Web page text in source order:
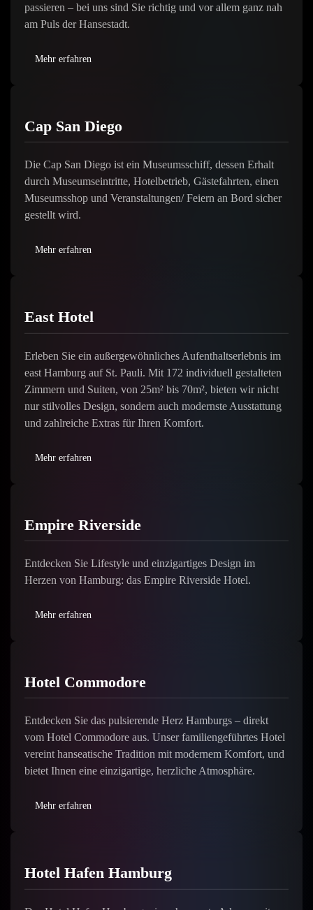
passieren – bei uns sind Sie richtig und vor allem ganz nah
am Puls der Hansestadt.
Mehr erfahren
Cap San Diego
Die Cap San Diego ist ein Museumsschiff, dessen Erhalt
durch Museumseintritte, Hotelbetrieb, Gästefahrten, einen
Museumsshop und Veranstaltungen/ Feiern an Bord sicher
gestellt wird.
Mehr erfahren
East Hotel
Erleben Sie ein außergewöhnliches Aufenthaltserlebnis im
east Hamburg auf St. Pauli. Mit 172 individuell gestalteten
Zimmern und Suiten, von 25m² bis 70m², bieten wir nicht
nur stilvolles Design, sondern auch modernste Ausstattung
und zahlreiche Extras für Ihren Komfort.
Mehr erfahren
Empire Riverside
Entdecken Sie Lifestyle und einzigartiges Design im
Herzen von Hamburg: das Empire Riverside Hotel.
Mehr erfahren
Hotel Commodore
Entdecken Sie das pulsierende Herz Hamburgs – direkt
vom Hotel Commodore aus. Unser familiengeführtes Hotel
vereint hanseatische Tradition mit modernem Komfort, und
bietet Ihnen eine einzigartige, herzliche Atmosphäre.
Mehr erfahren
Hotel Hafen Hamburg